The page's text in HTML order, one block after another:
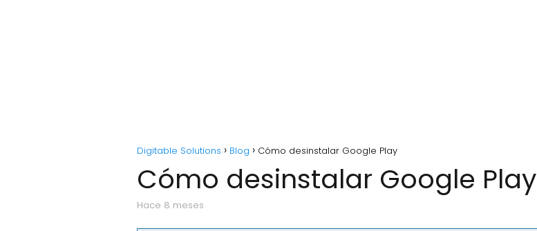
Digitable Solutions Blog Cómo desinstalar Google Play
Cómo desinstalar Google Play
hace 8 meses